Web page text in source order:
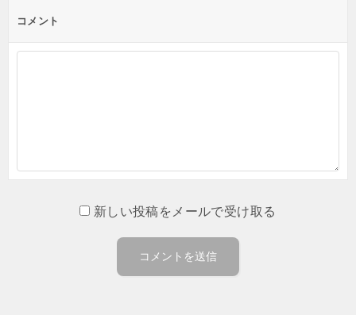
コメント
新しい投稿をメールで受け取る